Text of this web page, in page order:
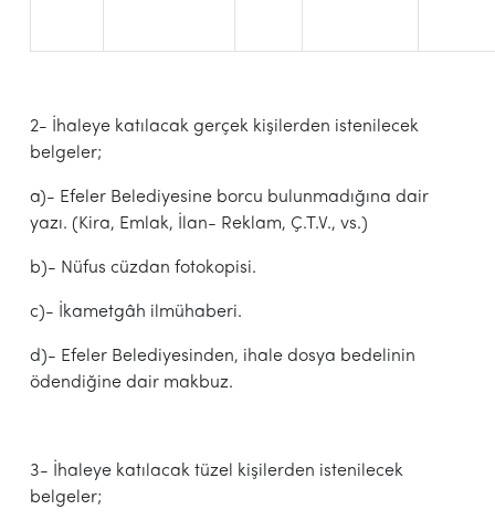
2- İhaleye katılacak gerçek kişilerden istenilecek
belgeler;
a)- Efeler Belediyesine borcu bulunmadığına dair
yazı. (Kira, Emlak, İlan- Reklam, Ç.T.V., vs.)
b)- Nüfus cüzdan fotokopisi.
c)- İkametgâh ilmühaberi.
d)- Efeler Belediyesinden, ihale dosya bedelinin
ödendiğine dair makbuz.
3- İhaleye katılacak tüzel kişilerden istenilecek
belgeler;